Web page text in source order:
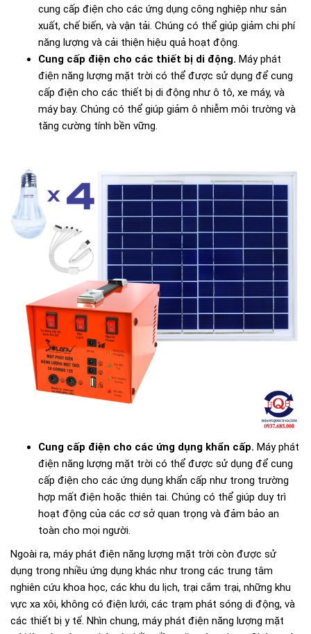
cung cấp điện cho các ứng dụng công nghiệp như sản
xuất, chế biến, và vận tải. Chúng có thể giúp giảm chi phí
năng lượng và cải thiện hiệu quả hoạt động.
Cung cấp điện cho các thiết bị di động. Máy phát
điện năng lượng mặt trời có thể được sử dụng để cung
cấp điện cho các thiết bị di động như ô tô, xe máy, và
máy bay. Chúng có thể giúp giảm ô nhiễm môi trường và
tăng cường tính bền vững.
Cung cấp điện cho các ứng dụng khẩn cấp. Máy phát
điện năng lượng mặt trời có thể được sử dụng để cung
cấp điện cho các ứng dụng khẩn cấp như trong trường
hợp mất điện hoặc thiên tai. Chúng có thể giúp duy trì
hoạt động của các cơ sở quan trọng và đảm bảo an
toàn cho mọi người.
Ngoài ra, máy phát điện năng lượng mặt trời còn được sử
dụng trong nhiều ứng dụng khác như trong các trung tâm
nghiên cứu khoa học, các khu du lịch, trại cắm trại, những khu
vực xa xôi, không có điện lưới, các trạm phát sóng di động, và
các thiết bị y tế. Nhìn chung, máy phát điện năng lượng mặt